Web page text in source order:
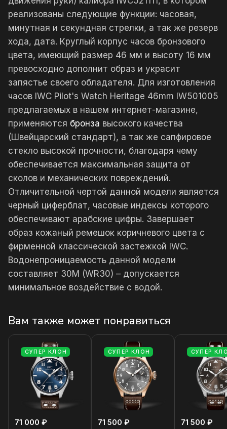
реализованы следующие функции: часовая,
минутная и секундная стрелки, а так же резерв
хода, дата. Круглый корпус часов бронзового
цвета, имеющий размер 46 мм и высоту 16 мм
превосходно дополнит образ и украсит
запястье своего обладателя. Для изготовления
часов IWC Pilot's Watch Heritage 46mm IW501005
предлагаемых в нашем интернет-магазине,
применяются бронза высокого качества
(Швейцарский стандарт), а так же сапфировое
стекло высокой прочности, благодаря чему
обеспечивается максимальная защита от
сколов и механических повреждений.
Отличительной чертой данной модели является
черный циферблат, часовые индексы которого
обеспечивают арабские цифры. Завершает
образ кожаный ремешок коричневого цвета с
фирменной классической застежкой IWC.
Водонепроницаемость данной модели
составляет 30М (WR30) – допускается
минимальное воздействие с водой.
Вам также может понравиться
СУПЕР КЛОН
71 000 ₽
СУПЕР КЛОН
71 500 ₽
СУПЕР
71 500 ₽